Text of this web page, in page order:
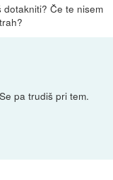
Če te nisem
pa trudiš pri tem.